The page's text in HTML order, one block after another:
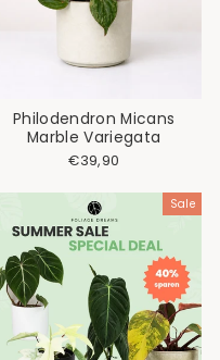
Philodendron Micans
Marble Variegata
€39,90
Sale